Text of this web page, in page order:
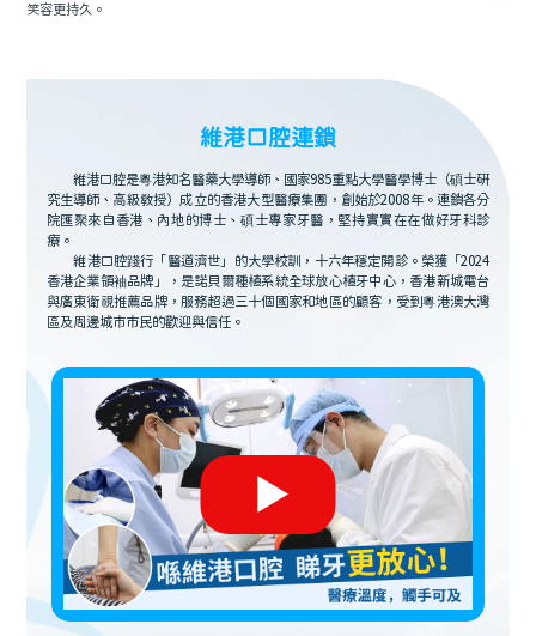
笑容更持久。
維港口腔連鎖
維港口腔是粵港知名醫藥大學導師、國家985重點大學醫學博士（碩士研
究生導師、高級教授）成立的香港大型醫療集團，創始於2008年。連鎖各分
院匯聚來自香港、內地的博士、碩士專家牙醫，堅持實實在在做好牙科診
療。
維港口腔踐行「醫道濟世」的大學校訓，十六年穩定開診。榮獲「2024
香港企業領袖品牌」，是諾貝爾種植系統全球放心植牙中心，香港新城電台
與廣東衛視推薦品牌，服務超過三十個國家和地區的顧客，受到粵港澳大灣
區及周邊城市市民的歡迎與信任。